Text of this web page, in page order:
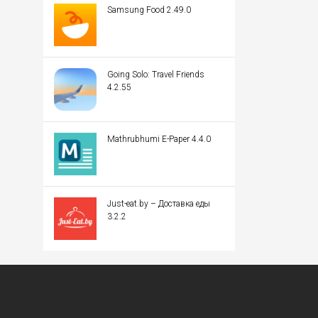
Samsung Food 2.49.0
Going Solo: Travel Friends
4.2.55
Mathrubhumi E-Paper 4.4.0
Just-eat.by – Доставка еды
3.2.2